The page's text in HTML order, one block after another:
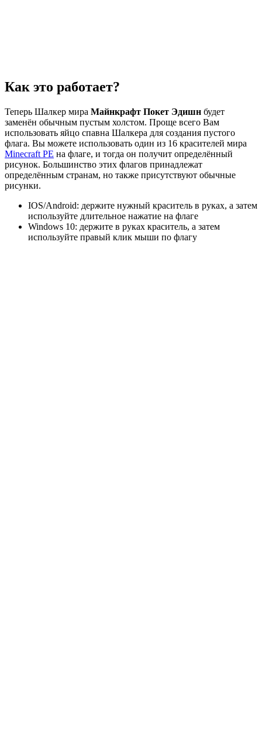
Как это работает?
Теперь Шалкер мира Майнкрафт Покет Эдишн будет
заменён обычным пустым холстом. Проще всего Вам
использовать яйцо спавна Шалкера для создания пустого
флага. Вы можете использовать один из 16 красителей мира
Minecraft PE на флаге, и тогда он получит определённый
рисунок. Большинство этих флагов принадлежат
определённым странам, но также присутствуют обычные
рисунки.
IOS/Android: держите нужный краситель в руках, а затем
используйте длительное нажатие на флаге
Windows 10: держите в руках краситель, а затем
используйте правый клик мыши по флагу